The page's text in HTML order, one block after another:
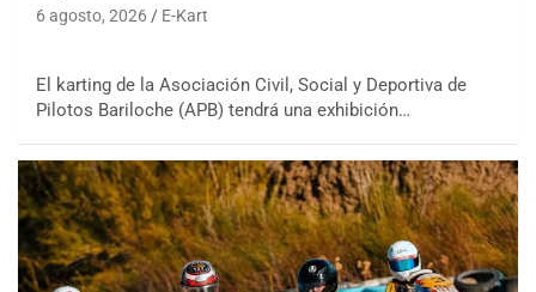
6 agosto, 2026 E-Kart
El karting de la Asociación Civil, Social y Deportiva de
Pilotos Bariloche (APB) tendrá una exhibición…